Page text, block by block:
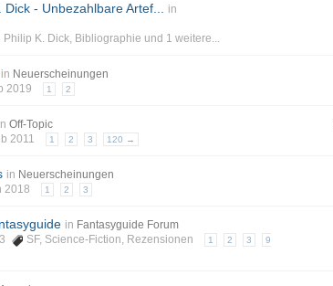
- Unbezahlbare Artef...
in
Philip K. Dick, Bibliographie und 1 weitere...
in Neuerscheinungen
2019
1 2
Off-Topic
2011
1 2 3 120 →
in Neuerscheinungen
2018
1 2 3
in Fantasyguide Forum
SF, Science-Fiction, Rezensionen 1 2 3
9